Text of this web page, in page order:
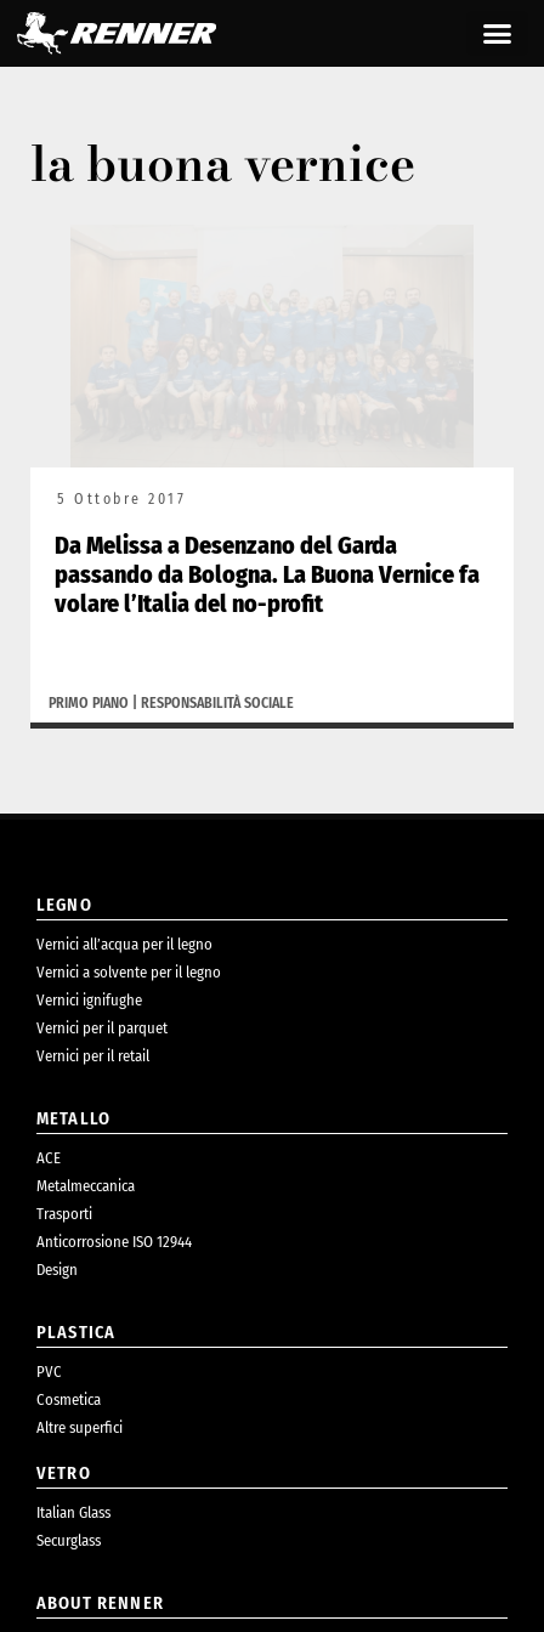
la buona vernice
5 Ottobre 2017
Da Melissa a Desenzano del Garda
passando da Bologna. La Buona Vernice fa
volare l’Italia del no-profit
PRIMO PIANO RESPONSABILITÀ SOCIALE
LEGNO
Vernici all’acqua per il legno
Vernici a solvente per il legno
Vernici ignifughe
Vernici per il parquet
Vernici per il retail
METALLO
ACE
Metalmeccanica
Trasporti
Anticorrosione ISO 12944
Design
PLASTICA
PVC
Cosmetica
Altre superfici
VETRO
Italian Glass
Securglass
ABOUT RENNER